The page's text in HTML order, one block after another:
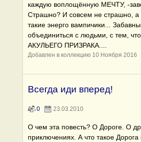
каждую воплощённую МЕЧТУ, -
Страшно? И совсем не страшно,
такие энерго вампичики...
объединиться с людьми, с тем,
АКУЛЬЕГО ПРИЗРАКА....
Добавлен в коллекцию 10 Ноября 2016
Всегда иди вперед!
0 23.03.2010
О чем эта повесть? О Дороге. О
приключениях. А что такое Дорога